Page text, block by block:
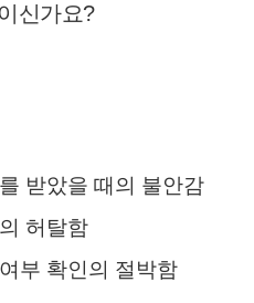
신가요?
받았을 때의 불안감
허탈함
부 확인의 절박함